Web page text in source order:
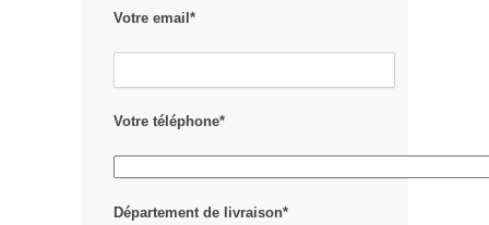
Votre email*
Votre téléphone*
Département de livraison*